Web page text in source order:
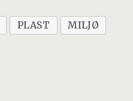
PLAST
MILJØ